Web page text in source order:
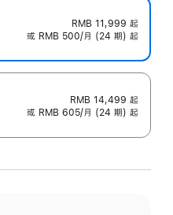
RMB 11,999 起
或 RMB 500/月 (24 期) 起
RMB 14,499 起
或 RMB 605/月 (24 期) 起